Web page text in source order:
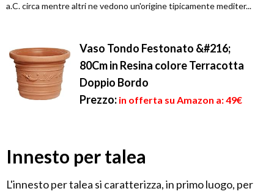
a.C. circa mentre altri ne vedono un'origine tipicamente mediter...
Vaso Tondo Festonato &#216;
80Cm in Resina colore Terracotta
Doppio Bordo
Prezzo: in offerta su Amazon a: 49€
Innesto per talea
L'innesto per talea si caratterizza, in primo luogo, per